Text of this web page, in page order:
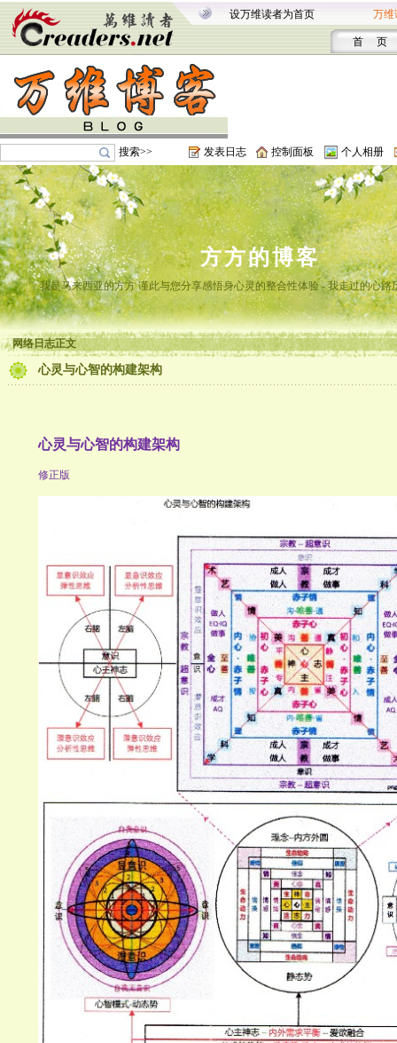
设万维读者为首页 万维
首 页
搜索>> 发表日志 控制面板 个人相册
方方的博客
我是马来西亚的方方 谨此与您分享感悟身心灵的整合性体验 - 我走过的心路
网络日志正文
心灵与心智的构建架构
心灵与心智的构建架构
修正版